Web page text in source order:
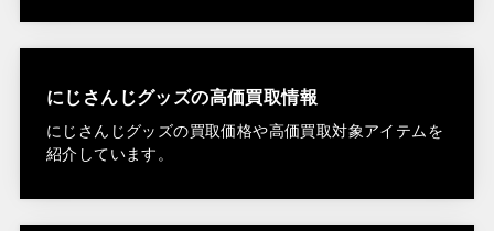
にじさんじグッズの高価買取情報
にじさんじグッズの買取価格や高価買取対象アイテムを
紹介しています。